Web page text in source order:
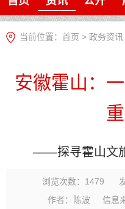
当前位置： 首页 > 政务资讯
安徽霍山：
——探寻霍山文
浏览次数： 1479
作者：陈波
信息